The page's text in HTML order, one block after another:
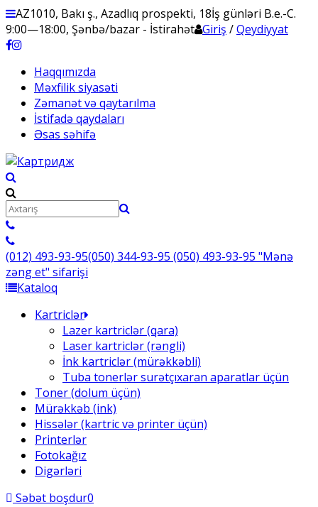
AZ1010, Bakı ş., Azadlıq prospekti, 18İş günləri B.e.-C.
9:00—18:00, Şənbə/bazar - İstirahət Giriş /Qeydiyyat
Haqqımızda
Məxfilik siyasəti
Zəmanət və qaytarılma
İstifadə qaydaları
Əsas səhifə
(012) 493-93-95(050) 344-93-95 (050) 493-93-95 "Mənə
zəng et" sifarişi
Kataloq
Kartriclər
Lazer kartriclər (qara)
Laser kartriclər (rəngli)
İnk kartriclər (mürəkkəbli)
Tuba tonerlər surətçıxaran aparatlar üçün
Toner (dolum üçün)
Mürəkkəb (ink)
Hissələr (kartric və printer üçün)
Printerlər
Fotokağız
Digərləri
Səbət boşdur0